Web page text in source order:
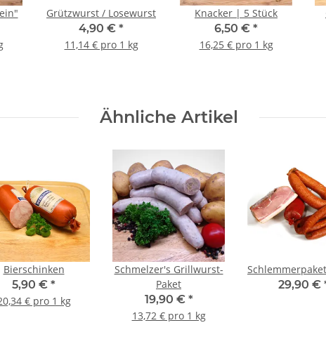
Grützwurst / Losewurst
4,90 € *
11,14 € pro 1 kg
Knacker | 5 Stück
6,50 € *
16,25 € pro 1 kg
Ähnliche Artikel
Bierschinken
5,90 € *
€ pro 1 kg
Schmelzer's Grillwurst-
Paket
19,90 € *
13,72 € pro 1 kg
29,90 €